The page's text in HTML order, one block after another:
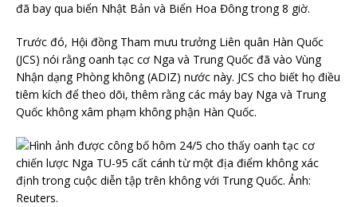
đã bay qua biển Nhật Bản và Biển Hoa Đông trong 8 giờ.
Trước đó, Hội đồng Tham mưu trưởng Liên quân Hàn Quốc
(JCS) nói rằng oanh tạc cơ Nga và Trung Quốc đã vào Vùng
Nhận dạng Phòng không (ADIZ) nước này. JCS cho biết họ điều
tiêm kích để theo dõi, thêm rằng các máy bay Nga và Trung
Quốc không xâm phạm không phận Hàn Quốc.